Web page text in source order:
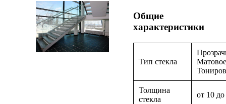
Общие
характеристики
Тип стекла
Толщина
стекла
от 10